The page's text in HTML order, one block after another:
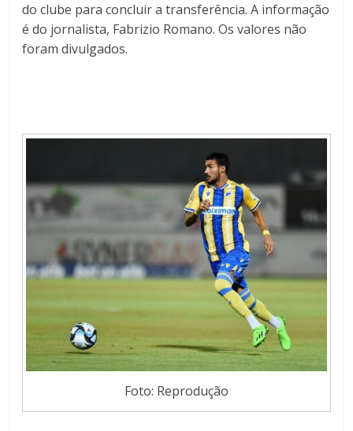
do clube para concluir a transferência. A informação
é do jornalista, Fabrizio Romano. Os valores não
foram divulgados.
Foto: Reprodução